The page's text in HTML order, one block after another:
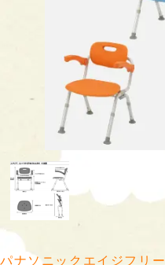
パナソニックエイジフリー